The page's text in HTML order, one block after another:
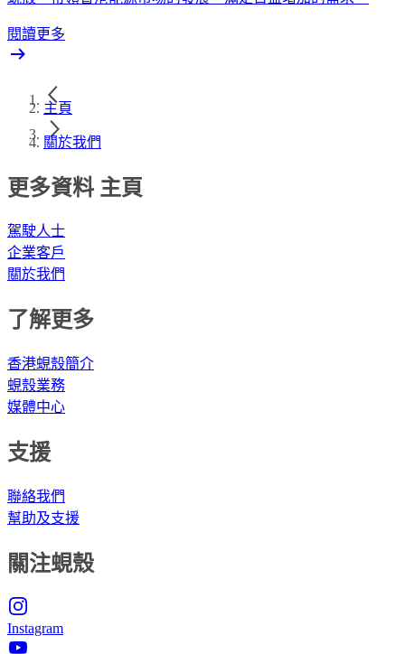
閱讀更多
主頁
關於我們
更多資料 主頁
駕駛人士
企業客戶
關於我們
了解更多
香港蜆殼簡介
蜆殼業務
媒體中心
支援
聯絡我們
幫助及支援
關注蜆殼
Instagram